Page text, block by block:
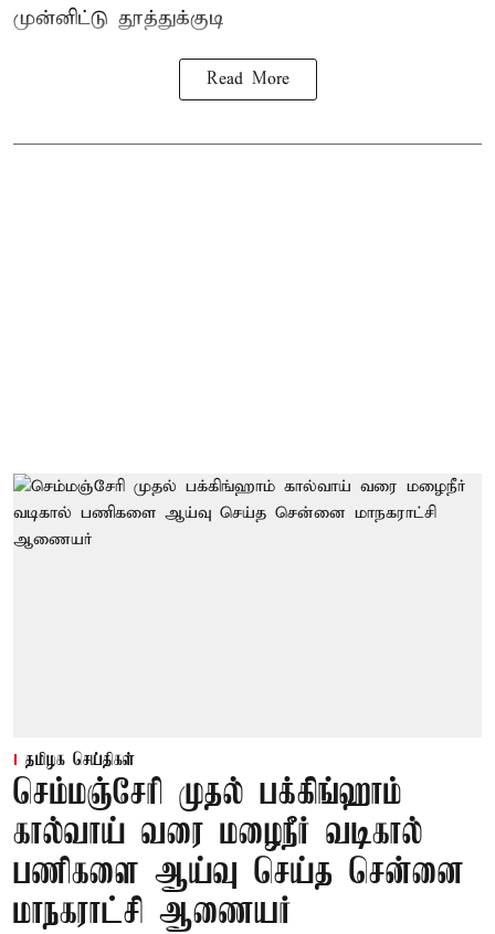
முன்னிட்டு தூத்துக்குடி
Read More
தமிழக செய்திகள்
செம்மஞ்சேரி முதல் பக்கிங்ஹாம்
கால்வாய் வரை மழைநீர் வடிகால்
பணிகளை ஆய்வு செய்த சென்னை
மாநகராட்சி ஆணையர்